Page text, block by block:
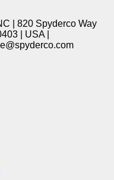
| 820 Spyderco Way
| USA |